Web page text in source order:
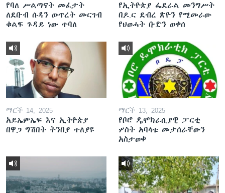
የባለ ሥልጣናት መፈታት
ለደቡብ ሱዳን ውጥረት መርገብ
ቁልፍ ጉዳይ ነው ተባለ
የኢትዮጵያ ፌደራል መንግሥት
በዶ.ር ደብረ ጽዮን የሚመራው
የህወሓት ቡድን ወቀሰ
ማርች 14, 2025
አይኤምኤፍ እና ኢትዮጵያ
በዋጋ ግሽበት ትንበያ ተለያዩ
ማርች 13, 2025
የቦሮ ዴሞክራሲያዊ ፓርቲ
ሦስት አባላቱ መታሰራቸውን
አስታወቀ